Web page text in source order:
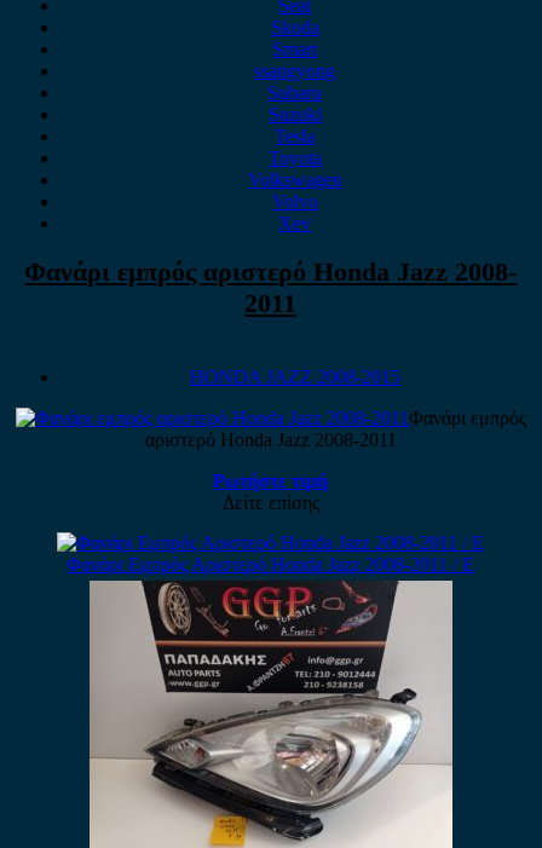
Seat
Skoda
Smart
ssangyong
Subaru
Suzuki
Tesla
Toyota
Volkswagen
Volvo
Xev
Φανάρι εμπρός αριστερό Honda Jazz 2008-
2011
HONDA JAZZ 2008-2015
Φανάρι εμπρός
αριστερό Honda Jazz 2008-2011
Ρωτήστε τιμή
Δείτε επίσης
Φανάρι Εμπρός Αριστερό Honda Jazz 2008-2011 / Ε